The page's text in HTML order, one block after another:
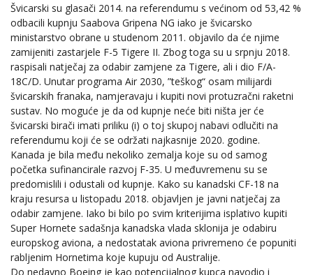
Švicarski su glasači 2014. na referendumu s većinom od 53,42 %
odbacili kupnju Saabova Gripena NG iako je švicarsko
ministarstvo obrane u studenom 2011. objavilo da će njime
zamijeniti zastarjele F-5 Tigere II. Zbog toga su u srpnju 2018.
raspisali natječaj za odabir zamjene za Tigere, ali i dio F/A-
18C/D. Unutar programa Air 2030, ”teškog“ osam milijardi
švicarskih franaka, namjeravaju i kupiti novi protuzračni raketni
sustav. No moguće je da od kupnje neće biti ništa jer će
švicarski birači imati priliku (i) o toj skupoj nabavi odlučiti na
referendumu koji će se održati najkasnije 2020. godine.
Kanada je bila među nekoliko zemalja koje su od samog
početka sufinancirale razvoj F-35. U međuvremenu su se
predomislili i odustali od kupnje. Kako su kanadski CF-18 na
kraju resursa u listopadu 2018. objavljen je javni natječaj za
odabir zamjene. Iako bi bilo po svim kriterijima isplativo kupiti
Super Hornete sadašnja kanadska vlada sklonija je odabiru
europskog aviona, a nedostatak aviona privremeno će popuniti
rabljenim Hornetima koje kupuju od Australije.
Do nedavno Boeing je kao potencijalnog kupca navodio i